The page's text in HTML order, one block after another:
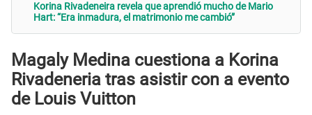
Korina Rivadeneira revela que aprendió mucho de Mario
Hart: “Era inmadura, el matrimonio me cambió”
Magaly Medina cuestiona a Korina
Rivadeneria tras asistir con a evento
de Louis Vuitton